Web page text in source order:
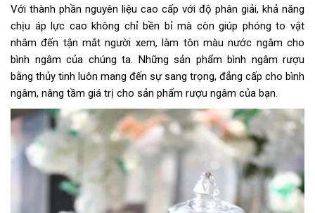
Với thành phần nguyên liệu cao cấp với độ phân giải, khả năng
chịu áp lực cao không chỉ bền bỉ mà còn giúp phóng to vật
nhâm đến tận mắt người xem, làm tôn màu nước ngâm cho
bình ngâm của chúng ta. Những sản phẩm bình ngâm rượu
bằng thủy tinh luôn mang đến sự sang trọng, đẳng cấp cho bình
ngâm, nâng tầm giá trị cho sản phẩm rượu ngâm của bạn.